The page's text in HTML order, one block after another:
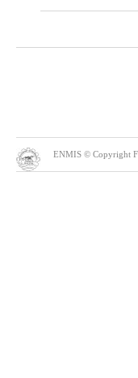
ENMIS © Copyright